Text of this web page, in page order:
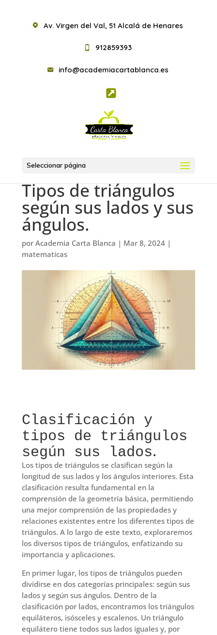
Av. Virgen del Val, 51 Alcalá de Henares
912859393
info@academiacartablanca.es
Seleccionar página
Tipos de triángulos
según sus lados y sus
ángulos.
por Academia Carta Blanca | Mar 8, 2024|
matematicas
Clasificación y
tipos de triángulos
según sus lados.
Los tipos de triángulos se clasifican según la
longitud de sus lados y los ángulos interiores. Esta
clasificación resulta fundamental en la
comprensión de la geometría básica, permitiendo
una mejor comprensión de las propiedades y
relaciones existentes entre los diferentes tipos de
triángulos. A lo largo de este texto, exploraremos
los diversos tipos de triángulos, enfatizando su
importancia y aplicaciones.
En primer lugar, los tipos de triángulos pueden
dividirse en dos categorías principales: según sus
lados y según sus ángulos. Dentro de la
clasificación por lados, encontramos los triángulos
equiláteros, isósceles y escalenos. Un triángulo
equilátero tiene todos sus lados iguales y, por